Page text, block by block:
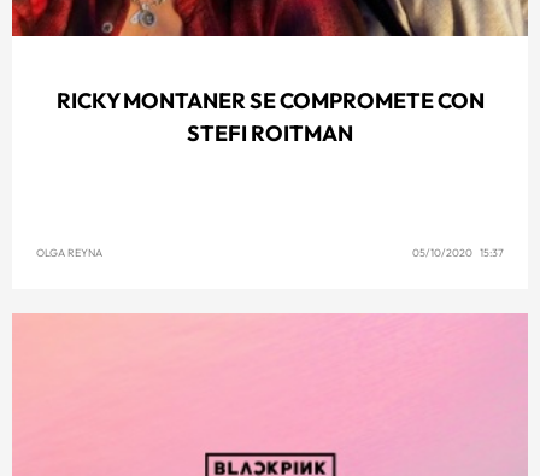
RICKY MONTANER SE COMPROMETE CON
STEFI ROITMAN
OLGA REYNA 05/10/2020 15:37